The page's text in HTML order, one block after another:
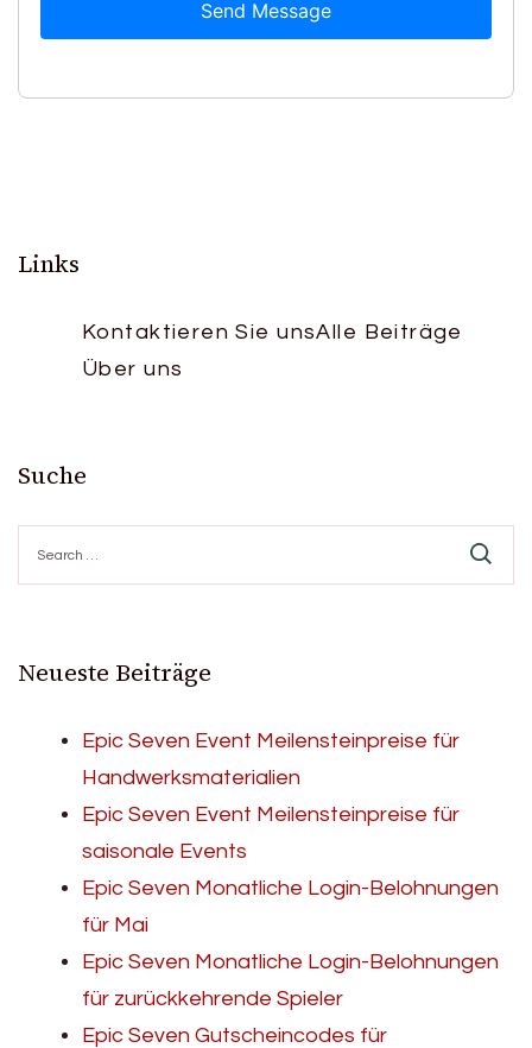
Send Message
Links
Kontaktieren Sie unsAlle Beiträge
Über uns
Suche
for:
Neueste Beiträge
Epic Seven Event Meilensteinpreise für
Handwerksmaterialien
Epic Seven Event Meilensteinpreise für
saisonale Events
Epic Seven Monatliche Login-Belohnungen
für Mai
Epic Seven Monatliche Login-Belohnungen
für zurückkehrende Spieler
Epic Seven Gutscheincodes für